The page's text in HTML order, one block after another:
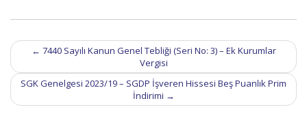
Post
navigation
← 7440 Sayılı Kanun Genel Tebliği (Seri No: 3) – Ek Kurumlar
Vergisi
SGK Genelgesi 2023/19 – SGDP İşveren Hissesi Beş Puanlık Prim
İndirimi →